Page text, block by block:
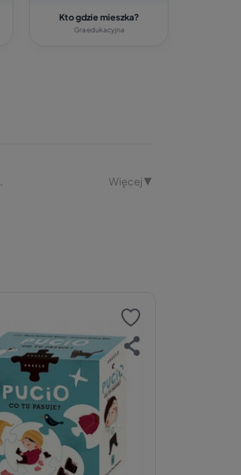
Kto gdzie mieszka?
Gra edukacyjna
Więcej ▼